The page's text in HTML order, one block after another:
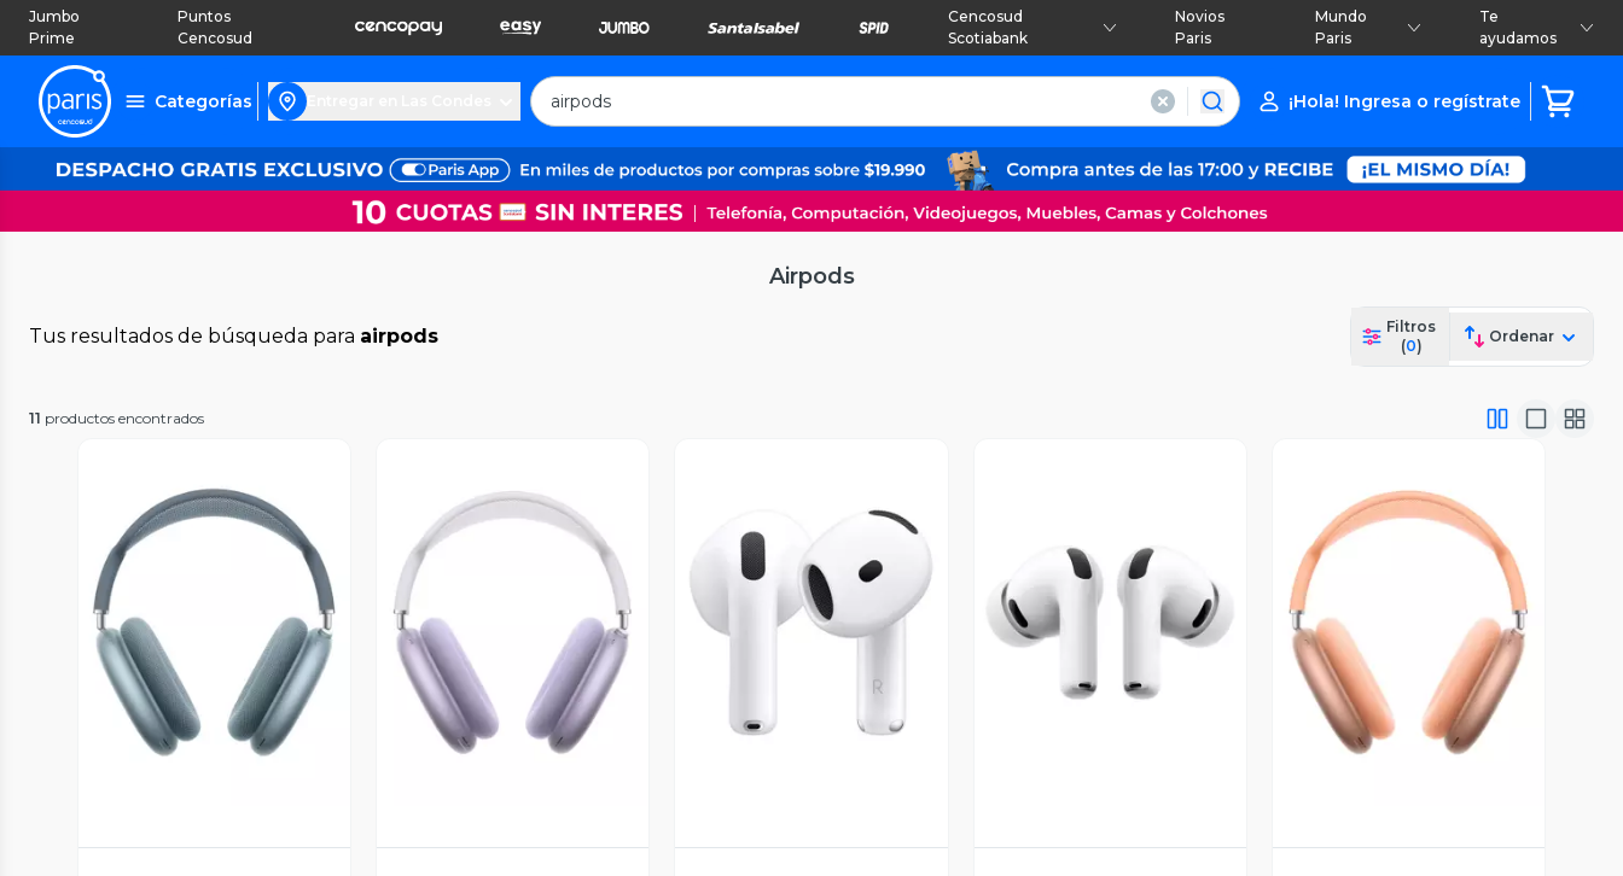
Jumbo
Prime
Puntos
Cencosud
Cencosud
Scotiabank
Novios
Paris
Mundo
Paris
Te
ayudamos
Categorías ¡Hola! Ingresa o regístrate
Airpods
Tus resultados de búsqueda para airpods
Filtros
(0)
Ordenar
11 productos encontrados
Vista Previa Vista Previa Vista Previa Vista Previa Vista Previa